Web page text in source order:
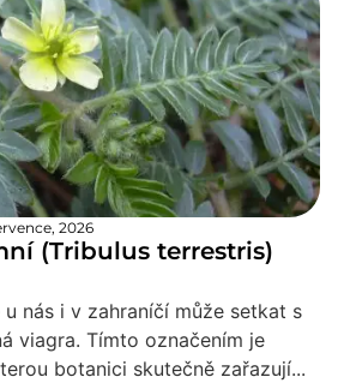
2026
(Tribulus terrestris)
nás i v zahraníčí může setkat s
viagra. Tímto označením je
botanici skutečně zařazují...